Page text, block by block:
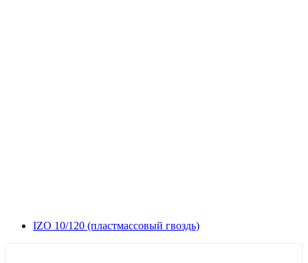
IZO 10/120 (пластмассовый гвоздь)